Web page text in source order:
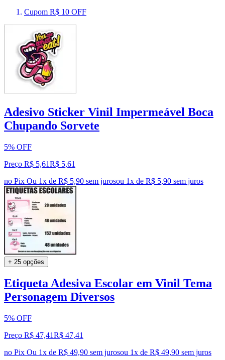
Cupom R$ 10 OFF
Adesivo Sticker Vinil Impermeável Boca
Chupando Sorvete
5% OFF
Preço R$ 5,61R$ 5,61
no Pix Ou 1x de R$ 5,90 sem jurosou 1x de R$ 5,90 sem juros
+ 25 opções
Etiqueta Adesiva Escolar em Vinil Tema
Personagem Diversos
5% OFF
Preço R$ 47,41R$ 47,41
no Pix Ou 1x de R$ 49,90 sem jurosou 1x de R$ 49,90 sem juros